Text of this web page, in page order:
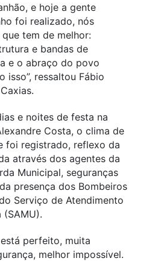
e hoje a gente
foi realizado, nós
tem de melhor:
e bandas de
e o abraço do povo
isso”, ressaltou Fábio
e noites de festa na
Costa, o clima de
foi registrado, reflexo da
através dos agentes da
Municipal, seguranças
presença dos Bombeiros
Serviço de Atendimento
(SAMU).
perfeito, muita
melhor impossível.